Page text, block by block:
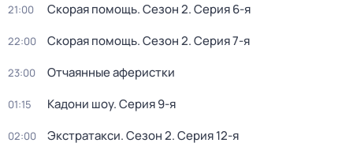
21:00 Скорая помощь. Сезон 2. Серия 6-я
22:00 Скорая помощь. Сезон 2. Серия 7-я
23:00 Отчаянные аферистки
01:15 Кадони шоу. Серия 9-я
02:00 Экстратакси. Сезон 2. Серия 12-я